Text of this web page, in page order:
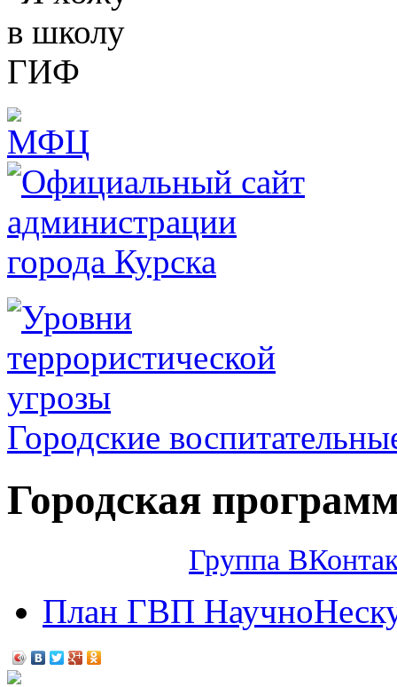
Городские
Городская
Группа
План ГВП